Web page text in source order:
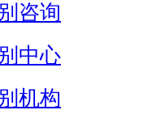
咨询
中心
机构